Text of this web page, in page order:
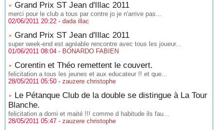
Grand Prix ST Jean d'Illac 2011
merci pour le club a tous par contre jo je n'arrive pas...
02/06/2011 20:22 - dada illac
Grand Prix ST Jean d'Illac 2011
super week-end est agréable rencontre avec tous les joueur...
01/06/2011 08:04 - BONARDO FABIEN
Corentin et Théo remettent le couvert.
felicitation a tous les jeunes et aux educateur !! et que...
28/05/2011 05:50 - zauzere christophe
Le Pétanque Club de la double se distingue à La Tour
Blanche.
felicitation a domi et maité !!! comme d habitude ils fau...
28/05/2011 05:47 - zauzere christophe